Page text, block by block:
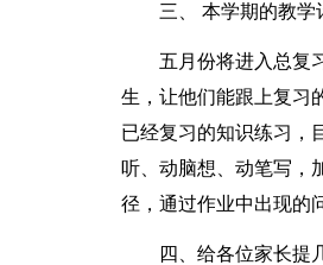
三、 本学期的教学
五月份将进入总复
生，让他们能跟上复习
已经复习的知识练习，
听、动脑想、动笔写，
径，通过作业中出现的
四、给各位家长提